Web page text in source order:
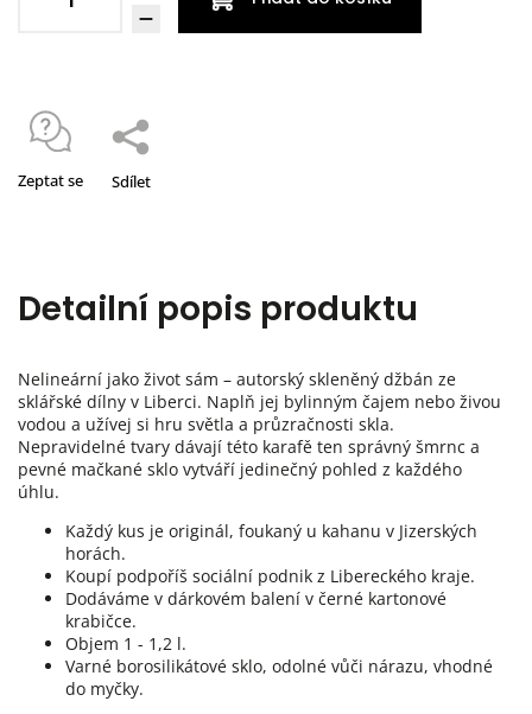
Zeptat se Sdílet
Detailní popis produktu
Nelineární jako život sám – autorský skleněný džbán ze
sklářské dílny v Liberci. Naplň jej bylinným čajem nebo živou
vodou a užívej si hru světla a průzračnosti skla.
Nepravidelné tvary dávají této karafě ten správný šmrnc a
pevné mačkané sklo vytváří jedinečný pohled z každého
úhlu.
Každý kus je originál, foukaný u kahanu v Jizerských
horách.
Koupí podpoříš sociální podnik z Libereckého kraje.
Dodáváme v dárkovém balení v černé kartonové
krabičce.
Objem 1 - 1,2 l.
Varné borosilikátové sklo, odolné vůči nárazu, vhodné
do myčky.